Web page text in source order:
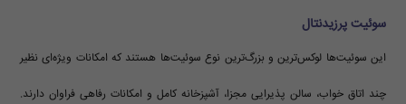
سوئیت پرزیدنتال
این سوئیت‌ها لوکس‌ترین و بزرگ‌ترین نوع سوئیت‌ها هستند که امکانات ویژه‌ای نظیر
چند اتاق خواب، سالن پذیرایی مجزا، آشپزخانه کامل و امکانات رفاهی فراوان دارند.